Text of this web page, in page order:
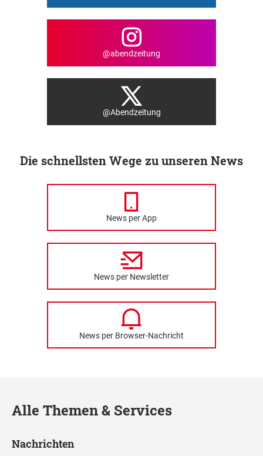
@abendzeitung
@Abendzeitung
Die schnellsten Wege zu unseren News
News per App
News per Newsletter
News per Browser-Nachricht
Alle Themen & Services
Nachrichten